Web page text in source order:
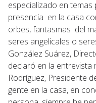
especializado en
presencia en la casa
orbes, fantasmas del
seres angelicales o
González Suárez,
declaró en la entrevista
Rodríguez, Presidente
gente en la casa, en